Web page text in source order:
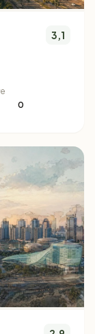
3,1
0